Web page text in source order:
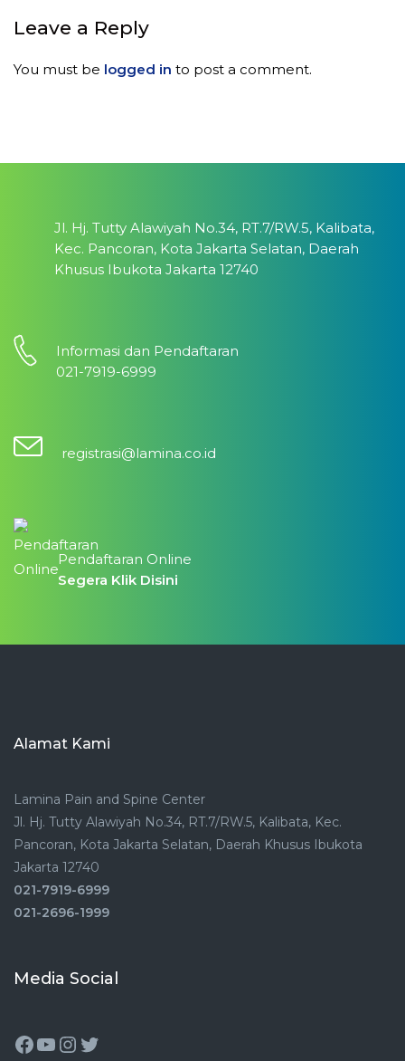
Leave a Reply
You must be logged in to post a comment.
Jl. Hj. Tutty Alawiyah No.34, RT.7/RW.5, Kalibata,
Kec. Pancoran, Kota Jakarta Selatan, Daerah
Khusus Ibukota Jakarta 12740
Informasi dan Pendaftaran
021-7919-6999
registrasi@lamina.co.id
Pendaftaran Online
Segera Klik Disini
Alamat Kami
Lamina Pain and Spine Center
Jl. Hj. Tutty Alawiyah No.34, RT.7/RW.5, Kalibata, Kec.
Pancoran, Kota Jakarta Selatan, Daerah Khusus Ibukota
Jakarta 12740
021-7919-6999
021-2696-1999
Media Social